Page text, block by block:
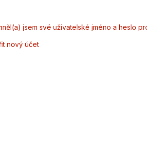
jsem své uživatelské jméno a heslo
nový účet